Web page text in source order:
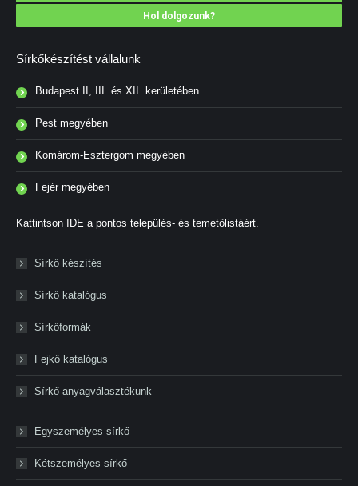
Hol dolgozunk?
Sírkőkészítést vállalunk
Budapest II, III. és XII. kerületében
Pest megyében
Komárom-Esztergom megyében
Fejér megyében
Kattintson IDE a pontos település- és temetőlistáért.
Sírkő készítés
Sírkő katalógus
Sírkőformák
Fejkő katalógus
Sírkő anyagválasztékunk
Egyszemélyes sírkő
Kétszemélyes sírkő